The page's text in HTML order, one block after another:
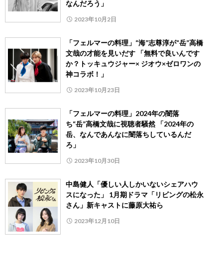
なんだろう」
2023年10月2日
「フェルマーの料理」“海”志尊淳が“岳”高橋
文哉の才能を見いだす 「無料で良いんです
か？トッキュウジャー× ジオウ×ゼロワンの
神コラボ！」
2023年10月23日
「フェルマーの料理」2024年の闇落
ち“岳”高橋文哉に視聴者騒然 「2024年の
岳、なんであんなに闇落ちしているんだ
ろ」
2023年10月30日
中島健人「優しい人しかいないシェアハウ
スになった」 1月期ドラマ「リビングの松永
さん」新キャストに藤原大祐ら
2023年12月10日